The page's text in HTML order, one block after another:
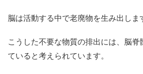
脳は活動する中で老廃物を生み出しま
こうした不要な物質の排出には、脳脊
ていると考えられています。